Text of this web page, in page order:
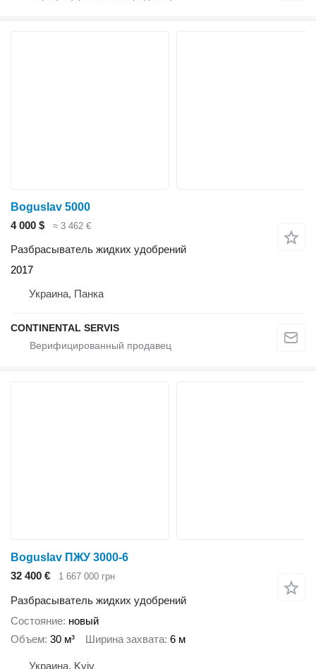
Boguslav 5000
4 000 $
≈ 3 462 €
Разбрасыватель жидких удобрений
2017
Украина, Панка
CONTINENTAL SERVIS
Boguslav ПЖУ 3000-6
32 400 €
1 667 000 грн
Разбрасыватель жидких удобрений
Состояние новый
Объем 30 м³ Ширина захвата 6 м
Украина, Kyiv